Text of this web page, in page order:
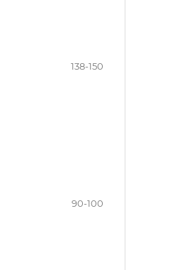
138-150
90-100